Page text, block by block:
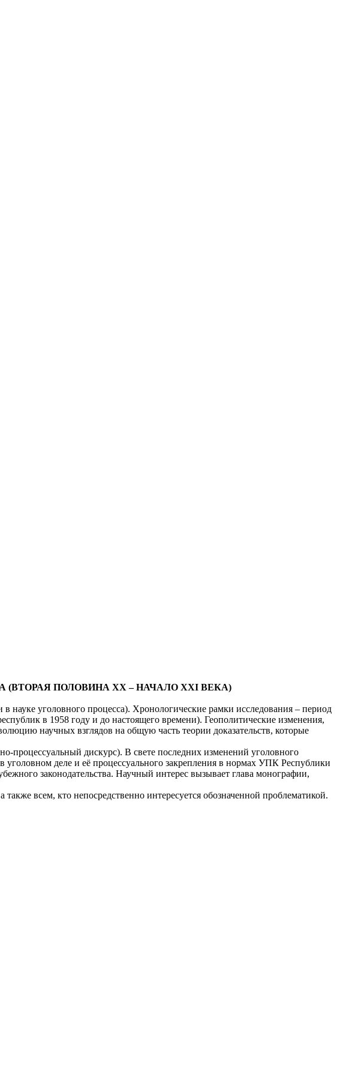
(ВТОРАЯ ПОЛОВИНА ХХ – НАЧАЛО ХХI ВЕКА)
науке уголовного процесса). Хронологические рамки исследования – период
в 1958 году и до настоящего времени). Геополитические изменения,
научных взглядов на общую часть теории доказательств, которые
процессуальный дискурс). В свете последних изменений уголовного
уголовном деле и её процессуального закрепления в нормах УПК Республики
законодательства. Научный интерес вызывает глава монографии,
всем, кто непосредственно интересуется обозначенной проблематикой.